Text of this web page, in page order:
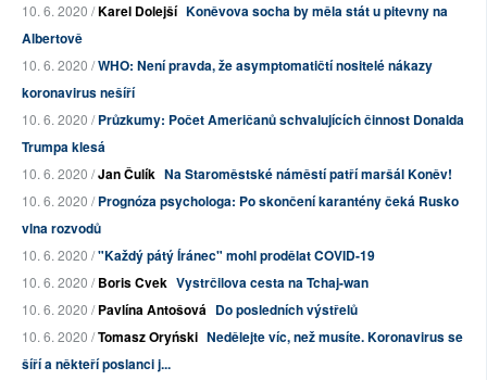
10. 6. 2020 /Karel Dolejší Koněvova socha by měla stát u pitevny na
Albertově
10. 6. 2020 /WHO: Není pravda, že asymptomatičtí nositelé nákazy
koronavirus nešíří
10. 6. 2020 /Průzkumy: Počet Američanů schvalujících činnost Donalda
Trumpa klesá
10. 6. 2020 /Jan Čulík Na Staroměstské náměstí patří maršál Koněv!
10. 6. 2020 /Prognóza psychologa: Po skončení karantény čeká Rusko
vlna rozvodů
10. 6. 2020 /"Každý pátý Íránec" mohl prodělat COVID-19
10. 6. 2020 /Boris Cvek Vystrčilova cesta na Tchaj-wan
10. 6. 2020 /Pavlína Antošová Do posledních výstřelů
10. 6. 2020 /Tomasz Oryński Nedělejte víc, než musíte. Koronavirus se
šíří a někteří poslanci j...